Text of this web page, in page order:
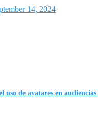
14, 2024
de avatares en